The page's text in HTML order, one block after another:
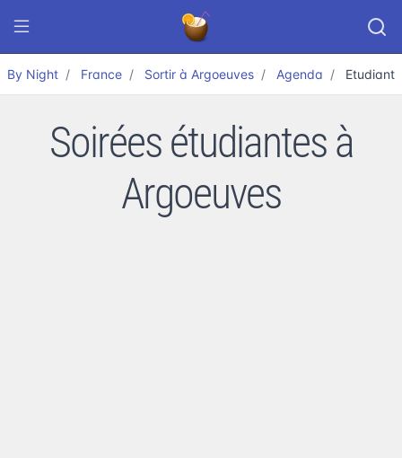
By Night France Sortir à Argoeuves Agenda Etudiant
Soirées étudiantes à
Argoeuves